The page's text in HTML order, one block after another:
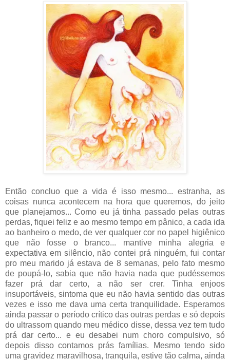
Então concluo que a vida é isso mesmo... estranha, as
coisas nunca acontecem na hora que queremos, do jeito
que planejamos... Como eu já tinha passado pelas outras
perdas, fiquei feliz e ao mesmo tempo em pânico, a cada ida
ao banheiro o medo, de ver qualquer cor no papel higiênico
que não fosse o branco... mantive minha alegria e
expectativa em silêncio, não contei prá ninguém, fui contar
pro meu marido já estava de 8 semanas, pelo fato mesmo
de poupá-lo, sabia que não havia nada que pudéssemos
fazer prá dar certo, a não ser crer. Tinha enjoos
insuportáveis, sintoma que eu não havia sentido das outras
vezes e isso me dava uma certa tranquilidade. Esperamos
ainda passar o período crítico das outras perdas e só depois
do ultrassom quando meu médico disse, dessa vez tem tudo
prá dar certo... e eu desabei num choro compulsivo, só
depois disso contamos prás famílias. Mesmo tendo sido
uma gravidez maravilhosa, tranquila, estive tão calma, ainda